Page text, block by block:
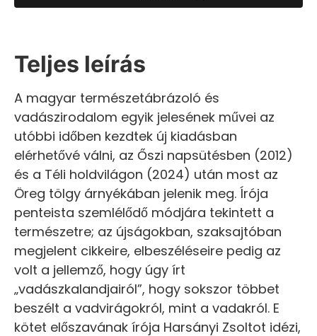
Teljes leírás
A magyar természetábrázoló és
vadászirodalom egyik jelesének művei az
utóbbi időben kezdtek új kiadásban
elérhetővé válni, az Őszi napsütésben (2012)
és a Téli holdvilágon (2024) után most az
Öreg tölgy árnyékában jelenik meg. Írója
penteista szemlélődő módjára tekintett a
természetre; az újságokban, szaksajtóban
megjelent cikkeire, elbeszéléseire pedig az
volt a jellemző, hogy úgy írt
„vadászkalandjairól”, hogy sokszor többet
beszélt a vadvirágokról, mint a vadakról. E
kötet előszavának írója Harsányi Zsoltot idézi,